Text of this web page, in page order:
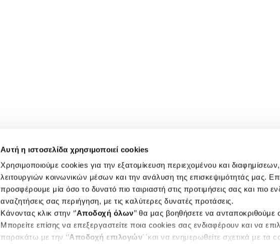
Αυτή η ιστοσελίδα χρησιμοποιεί cookies
Χρησιμοποιούμε cookies για την εξατομίκευση περιεχομένου και
λειτουργιών κοινωνικών μέσων και την ανάλυση της επισκεψιμότητάς μας.
προσφέρουμε μία όσο το δυνατό πιο ταιριαστή στις προτιμήσεις σας και πιο
αναζητήσεις σας περιήγηση, με τις καλύτερες δυνατές προτάσεις.
Κάνοντας κλικ στην ‘’Αποδοχή όλων’’ θα μας βοηθήσετε να
Μπορείτε επίσης να επεξεργαστείτε ποια cookies σας ενδιαφέρουν και να
παρακάτω με την ‘’Αποδοχή επιλογών΄΄και να ενημερωθείτε σχετικά με τα